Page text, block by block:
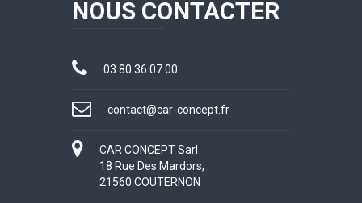
NOUS CONTACTER
03.80.36.07.00
contact@car-concept.fr
CAR CONCEPT Sarl
18 Rue Des Mardors,
21560 COUTERNON